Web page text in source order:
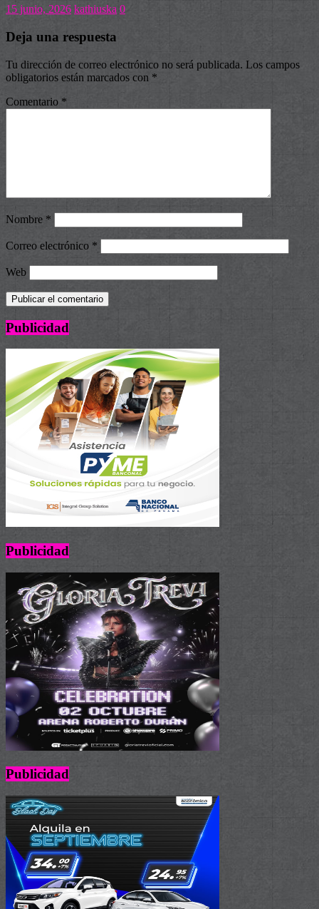
15 junio, 2026 kathiuska 0
Deja una respuesta
Tu dirección de correo electrónico no será publicada. Los campos
obligatorios están marcados con *
Comentario *
Nombre *
Correo electrónico *
Web
Publicidad
Publicidad
Publicidad